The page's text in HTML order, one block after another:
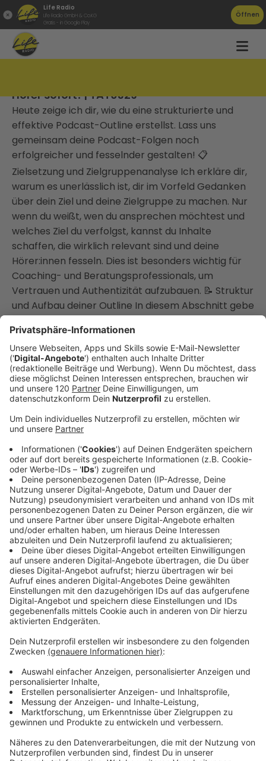
Life Radio
Life Radio GmbH & Co.KG
Gratis - in Google Play
Öffnen
Hörer sofort! | TAT0329
Heute zeige ich dir, wie du eine strukturierte und
effektive Podcast-Outline erstellst. Lass uns
gemeinsam deine Podcast-Folgen noch
erfolgreicher und fesselnder gestalten! 📋
Zielsetzung und Zielgruppenanalyse Ich erkläre dir,
warum es unerlässlich ist, dir im Vorfeld Gedanken
über dein Ziel und deine Zielgruppe zu machen. Nur
wenn du weißt, wen du ansprechen möchtest und
welches Ziel du verfolgst, kannst du Inhalte
schaffen, die wirklich relevant sind und deine
Hörer:innen fesseln. Dies ist besonders wichtig für
Coaching- und Beratungsprofessionals, um
Vertrauen und Authentizität aufzubauen. 📝 Struktur
und Aufbau deiner Outline In diesem Abschnitt gebe
kleine, verdauliche Häppchen unterteilst. Von der
Einleitung über den Hauptteil bis hin zum Call to
Action – ich zeige dir, wie du deine Episode so
strukturierst, dass deine Hörer:innen stets
interessiert und gespannt bleiben. Diese klaren
einen authentischen und respektvollen Auftritt zu
teile ich meine persönlichen Recherche-Tipps und
-Techniken, um deine Inhalte fundiert und
authentisch zu gestalten. Gerade wenn du als
Coach oder Berater mit Experten in deiner Show
arbeitest, ist eine solide Vorbereitung das A und O
für einen erfolgreichen Podcast. Authentizität und
Wahrhaftigkeit sind der Schlüssel zu nachhaltigem
Vertrauen.
________________________________
Du möchtest einen Überblick über den Einstieg ins
Business Podcasting. Hol dir meinen 37-seitigen
Podcast Guide. Jetzt herunterladen: 🎤
https://theangryteddy.com/podcastguide MEINE
PODCAST AUSRÜSTUNG Vom Smartphone-
https://theangryteddy.com/podcastausruestung/
________________________________
DU SPIELST MIT DEM GEDANKEN EINEN BUSINESS
PODCAST ZU STARTEN? Ich podcaste seit 2006 und
führe seit 2010 den ältesten Social Media Marketing
Podcast in Österreich und berate seit Jahren